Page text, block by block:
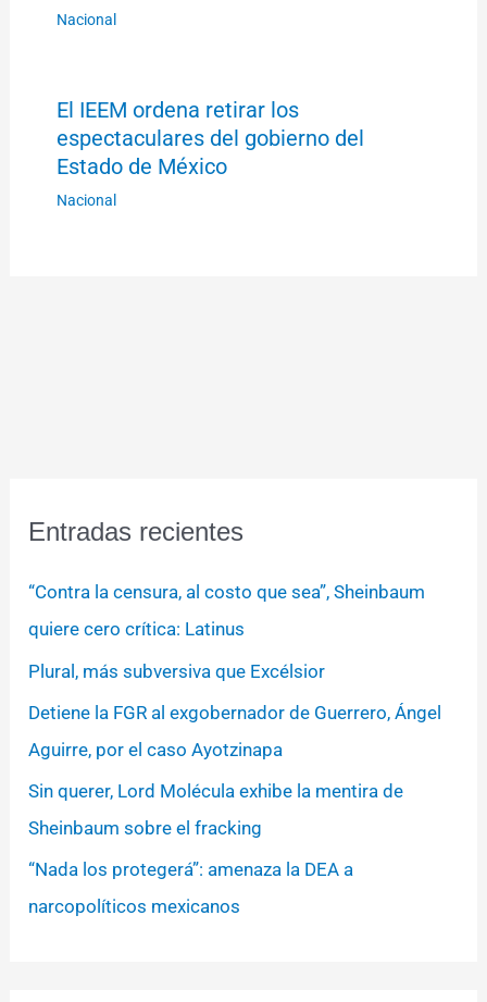
Nacional
El IEEM ordena retirar los
espectaculares del gobierno del
Estado de México
Nacional
Entradas recientes
“Contra la censura, al costo que sea”, Sheinbaum
quiere cero crítica: Latinus
Plural, más subversiva que Excélsior
Detiene la FGR al exgobernador de Guerrero, Ángel
Aguirre, por el caso Ayotzinapa
Sin querer, Lord Molécula exhibe la mentira de
Sheinbaum sobre el fracking
“Nada los protegerá”: amenaza la DEA a
narcopolíticos mexicanos